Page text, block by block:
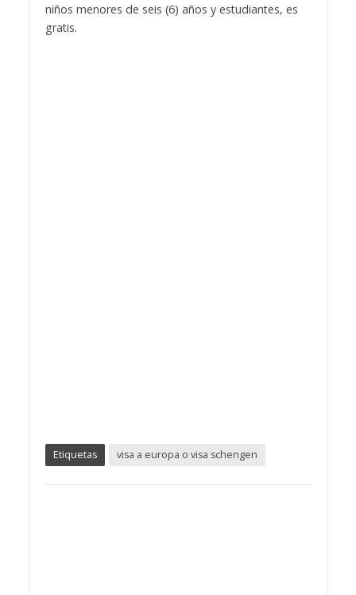
niños menores de seis (6) años y estudiantes, es
gratis.
Etiquetas visa a europa o visa schengen